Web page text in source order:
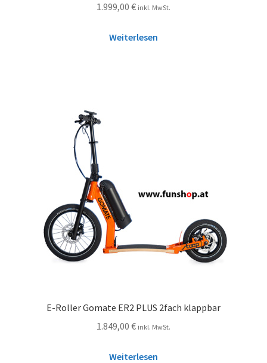
1.999,00 € inkl. MwSt.
Weiterlesen
E-Roller Gomate ER2 PLUS 2fach klappbar
1.849,00 € inkl. MwSt.
Weiterlesen